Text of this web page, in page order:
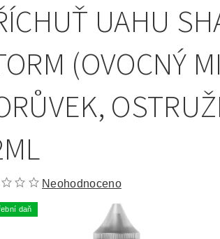
UAHU
(OVOCNÝ
Neohodnoceno
daň